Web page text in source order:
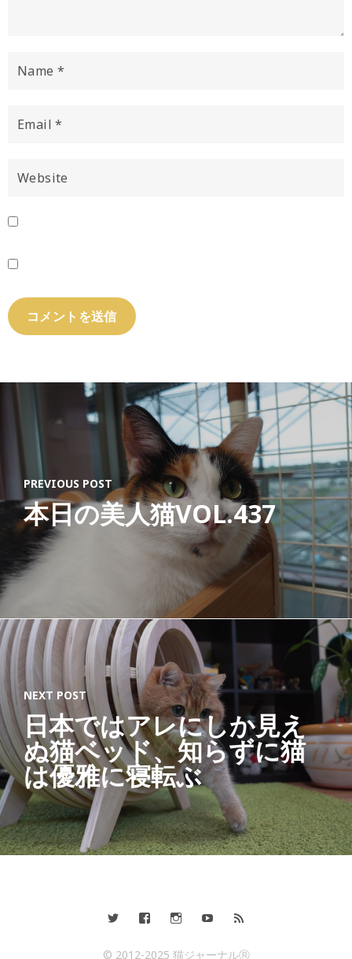
PREVIOUS POST
本日の美人猫VOL.437
NEXT POST
日本ではアレにしか見え
ぬ猫ベッド、知らずに猫
は優雅に寝転ぶ
© 2012-2025 猫ジャーナルⓇ